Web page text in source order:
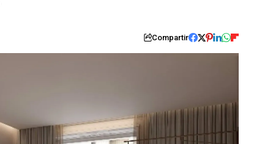
Compartir